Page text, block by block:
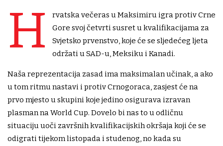
H
rvatska večeras u Maksimiru igra protiv Crne
Gore svoj četvrti susret u kvalifikacijama za
Svjetsko prvenstvo, koje će se sljedećeg ljeta
održati u SAD-u, Meksiku i Kanadi.
Naša reprezentacija zasad ima maksimalan učinak, a ako
u tom ritmu nastavi i protiv Crnogoraca, zasjest će na
prvo mjesto u skupini koje jedino osigurava izravan
plasman na World Cup. Dovelo bi nas to u odličnu
situaciju uoči završnih kvalifikacijskih okršaja koji će se
odigrati tijekom listopada i studenog, no kada su